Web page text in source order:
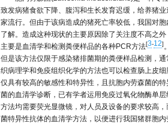
致发病猪食欲下降、腹泻和生长发育迟缓，给养猪
家流行。但由于该病造成的猪死亡率较低，我国对
了解。造成这种现状的主要原因除了关注度不高之
主要是血清学和检测粪便样品的各种PCR方法[3-12]
但是该方法仅限于感染猪排菌期的粪便样品检测，
织病理学和免疫组织化学的方法也可以检查肠上皮
仅具有较高的敏感性和特异性，且抗胞内劳森菌的
菌的血清学诊断，已有学者运用免疫过氧化物酶单
方法均需要荧光显微镜，对人员及设备的要求较高
菌特异性抗体的血清学方法，以便进行我国猪群胞